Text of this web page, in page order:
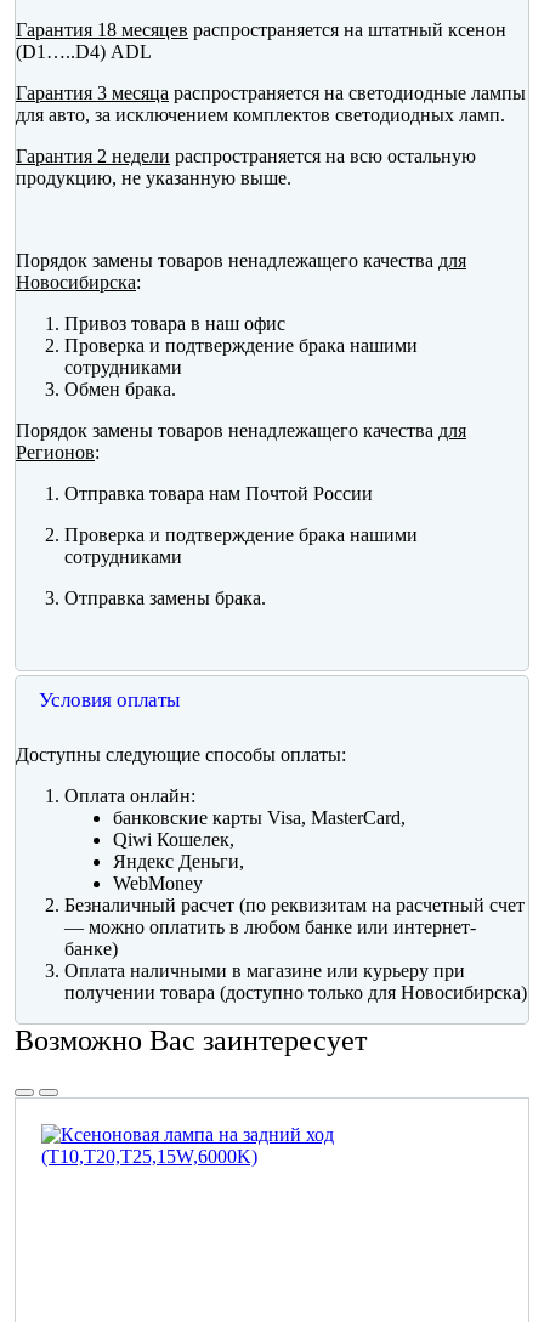
Гарантия 18 месяцев распространяется на штатный ксенон
(D1…..D4) ADL
Гарантия 3 месяца распространяется на светодиодные лампы
для авто, за исключением комплектов светодиодных ламп.
Гарантия 2 недели распространяется на всю остальную
продукцию, не указанную выше.
Порядок замены товаров ненадлежащего качества для
Новосибирска:
Привоз товара в наш офис
Проверка и подтверждение брака нашими
сотрудниками
Обмен брака.
Порядок замены товаров ненадлежащего качества для
Регионов:
Отправка товара нам Почтой России
Проверка и подтверждение брака нашими
сотрудниками
Отправка замены брака.
Условия оплаты
Доступны следующие способы оплаты:
Оплата онлайн:
банковские карты Visa, MasterCard,
Qiwi Кошелек,
Яндекс Деньги,
WebMoney
Безналичный расчет (по реквизитам на расчетный счет
— можно оплатить в любом банке или интернет-
банке)
Оплата наличными в магазине или курьеру при
получении товара (доступно только для Новосибирска)
Возможно Вас заинтересует